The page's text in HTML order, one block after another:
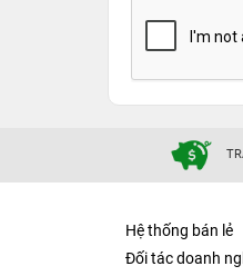
Hệ thống bán lẻ
Đối tác doanh